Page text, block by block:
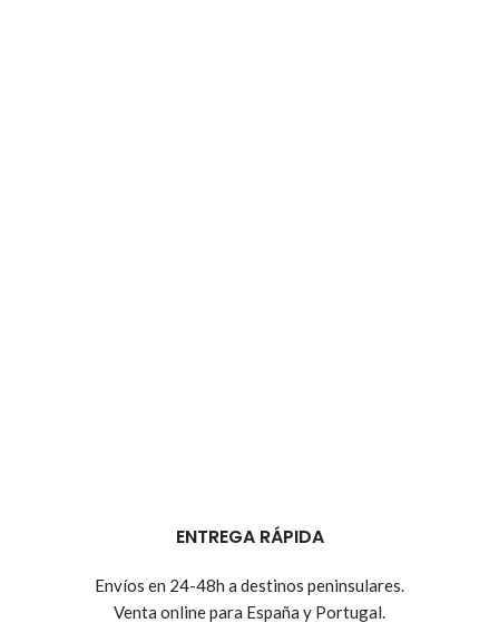
ENTREGA RÁPIDA
Envíos en 24-48h a destinos peninsulares.
Venta online para España y Portugal.